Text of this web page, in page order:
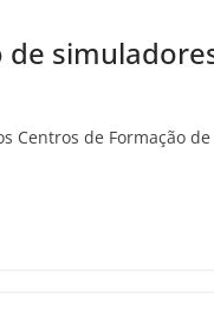
Centros de Formação